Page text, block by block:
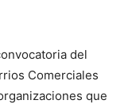
del
Comerciales
que